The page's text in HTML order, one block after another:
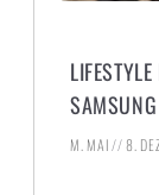
M. MAI 8.